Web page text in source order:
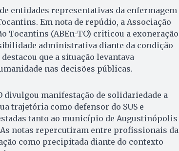
entidades representativas da enfermagem
Em nota de repúdio, a Associação
Tocantins (ABEn-TO) criticou a exoneração
administrativa diante da condição
que a situação levantava
nas decisões públicas.
divulgou manifestação de solidariedade a
trajetória como defensor do SUS e
tanto ao município de Augustinópolis
notas repercutiram entre profissionais da
como precipitada diante do contexto